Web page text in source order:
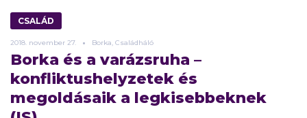
CSALÁD
2018. november 27. Borka, Családháló
Borka és a varázsruha –
konfliktushelyzetek és
megoldásaik a legkisebbeknek